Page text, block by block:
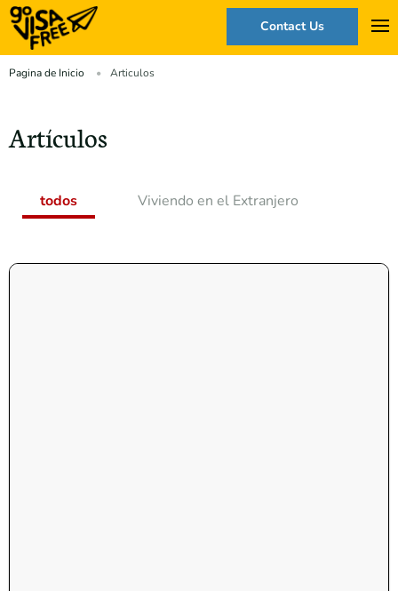
Contact Us
Pagina de Inicio Articulos
Artículos
todos Viviendo en el Extranjero